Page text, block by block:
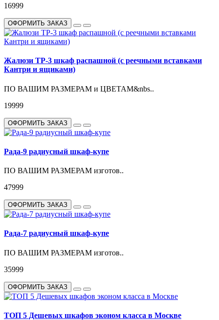
16999
ОФОРМИТЬ ЗАКАЗ
Жалюзи ТР-3 шкаф распашной (с реечными вставками
Кантри и ящиками)
ПО ВАШИМ РАЗМЕРАМ и ЦВЕТАМ&nbs..
19999
ОФОРМИТЬ ЗАКАЗ
Рада-9 радиусный шкаф-купе
ПО ВАШИМ РАЗМЕРАМ изготов..
47999
ОФОРМИТЬ ЗАКАЗ
Рада-7 радиусный шкаф-купе
ПО ВАШИМ РАЗМЕРАМ изготов..
35999
ОФОРМИТЬ ЗАКАЗ
ТОП 5 Дешевых шкафов эконом класса в Москве